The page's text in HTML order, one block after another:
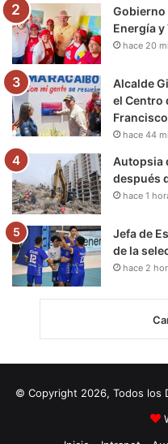
Gobierno
Energía y
hace 20
Alcalde
el Centro
hace 44
Autopsia
después
hace 1
Jefa de
de la
hace 2
© Copyright 2026, Todos los